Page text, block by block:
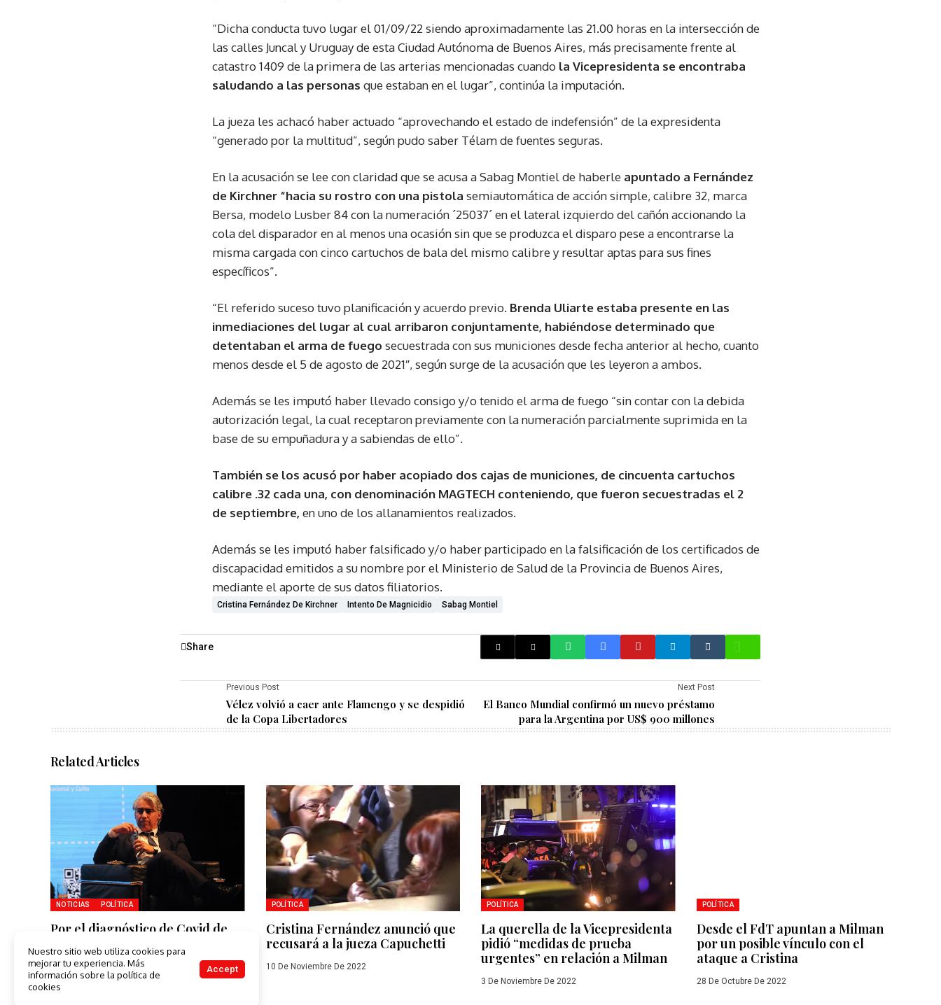
“Dicha conducta tuvo lugar el 01/09/22 siendo aproximadamente las 21.00 horas en la intersección de
las calles Juncal y Uruguay de esta Ciudad Autónoma de Buenos Aires, más precisamente frente al
catastro 1409 de la primera de las arterias mencionadas cuando la Vicepresidenta se encontraba
saludando a las personas que estaban en el lugar”, continúa la imputación.
La jueza les achacó haber actuado “aprovechando el estado de indefensión” de la expresidenta
“generado por la multitud”, según pudo saber Télam de fuentes seguras.
En la acusación se lee con claridad que se acusa a Sabag Montiel de haberle apuntado a Fernández
de Kirchner “hacia su rostro con una pistola semiautomática de acción simple, calibre 32, marca
Bersa, modelo Lusber 84 con la numeración ´25037´ en el lateral izquierdo del cañón accionando la
cola del disparador en al menos una ocasión sin que se produzca el disparo pese a encontrarse la
misma cargada con cinco cartuchos de bala del mismo calibre y resultar aptas para sus fines
específicos”.
“El referido suceso tuvo planificación y acuerdo previo. Brenda Uliarte estaba presente en las
inmediaciones del lugar al cual arribaron conjuntamente, habiéndose determinado que
detentaban el arma de fuego secuestrada con sus municiones desde fecha anterior al hecho, cuanto
menos desde el 5 de agosto de 2021″, según surge de la acusación que les leyeron a ambos.
Además se les imputó haber llevado consigo y/o tenido el arma de fuego “sin contar con la debida
autorización legal, la cual receptaron previamente con la numeración parcialmente suprimida en la
base de su empuñadura y a sabiendas de ello”.
También se los acusó por haber acopiado dos cajas de municiones, de cincuenta cartuchos
calibre .32 cada una, con denominación MAGTECH conteniendo, que fueron secuestradas el 2
de septiembre, en uno de los allanamientos realizados.
Además se les imputó haber falsificado y/o haber participado en la falsificación de los certificados de
discapacidad emitidos a su nombre por el Ministerio de Salud de la Provincia de Buenos Aires,
mediante el aporte de sus datos filiatorios.
Cristina Fernández De Kirchner Intento De Magnicidio Sabag Montiel
Share
Previous Post
Vélez volvió a caer ante Flamengo y se despidió
de la Copa Libertadores
Next Post
El Banco Mundial confirmó un nuevo préstamo
para la Argentina por US$ 900 millones
Related Articles
NOTICIAS POLÍTICA
Por el diagnóstico de Covid de
Cristina, el Grupo de Puebla se
reunirá el 19 de diciembre
9 De Diciembre De 2022
POLÍTICA
Cristina Fernández anunció que
recusará a la jueza Capuchetti
10 De Noviembre De 2022
POLÍTICA
La querella de la Vicepresidenta
pidió “medidas de prueba
urgentes” en relación a Milman
3 De Noviembre De 2022
POLÍTICA
Desde el FdT apuntan a Milman
por un posible vínculo con el
ataque a Cristina
28 De Octubre De 2022
Nuestro sitio web utiliza cookies para
mejorar tu experiencia. Más
información sobre la política de
cookies
Accept